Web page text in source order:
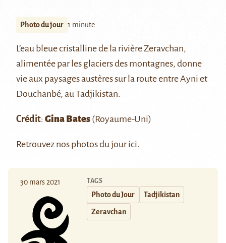
Photo du jour 1 minute
L’eau bleue cristalline de la rivière Zeravchan,
alimentée par les glaciers des montagnes, donne
vie aux paysages austères sur la route entreAyni et
Douchanbé, au Tadjikistan.
Crédit: Gina Bates (Royaume-Uni)
Retrouvez nos photos du jourici.
30 mars 2021 TAGS
Photo du Jour Tadjikistan
Zeravchan